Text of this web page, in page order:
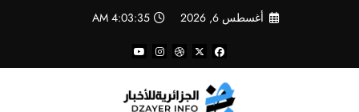
أغسطس 6, 2026 4:03:35 AM